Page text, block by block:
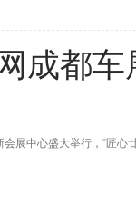
成都
展中心盛大举行，“匠